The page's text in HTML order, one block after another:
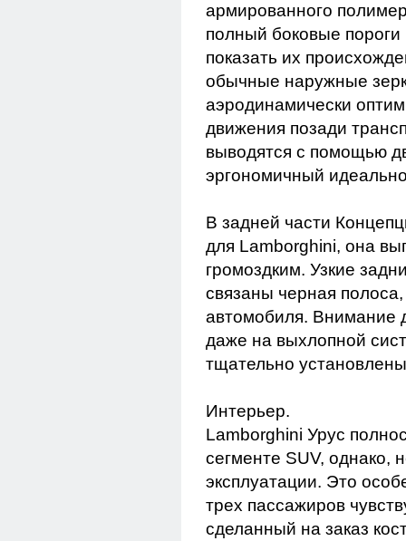
армированного
полный боковые
показать их
обычные наружные
аэродинамически
движения позади
выводятся с помощью
эргономичный
В задней части
для Lamborghini, она
громоздким. Узкие
связаны черная
автомобиля. Внимание
даже на выхлопной
тщательно
Интерьер.
Lamborghini Урус
сегменте SUV, однако,
эксплуатации. Это
трех пассажиров
сделанный на заказ